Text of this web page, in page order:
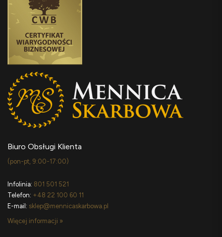
Biuro Obsługi Klienta
(pon-pt, 9:00-17:00)
Infolinia: 801 501 521
Telefon: +48 22 100 60 11
E-mail: sklep@mennicaskarbowa.pl
Więcej informacji »